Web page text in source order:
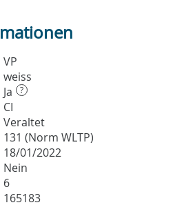
VP
weiss
Ja ?
CI
Veraltet
131 (Norm WLTP)
18/01/2022
Nein
6
165183